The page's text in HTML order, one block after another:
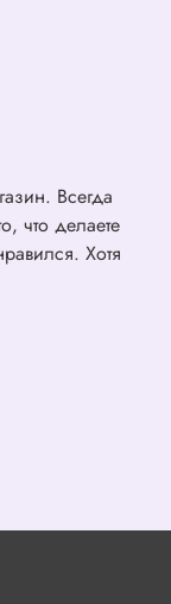
Всегда
что делаете
Хотя